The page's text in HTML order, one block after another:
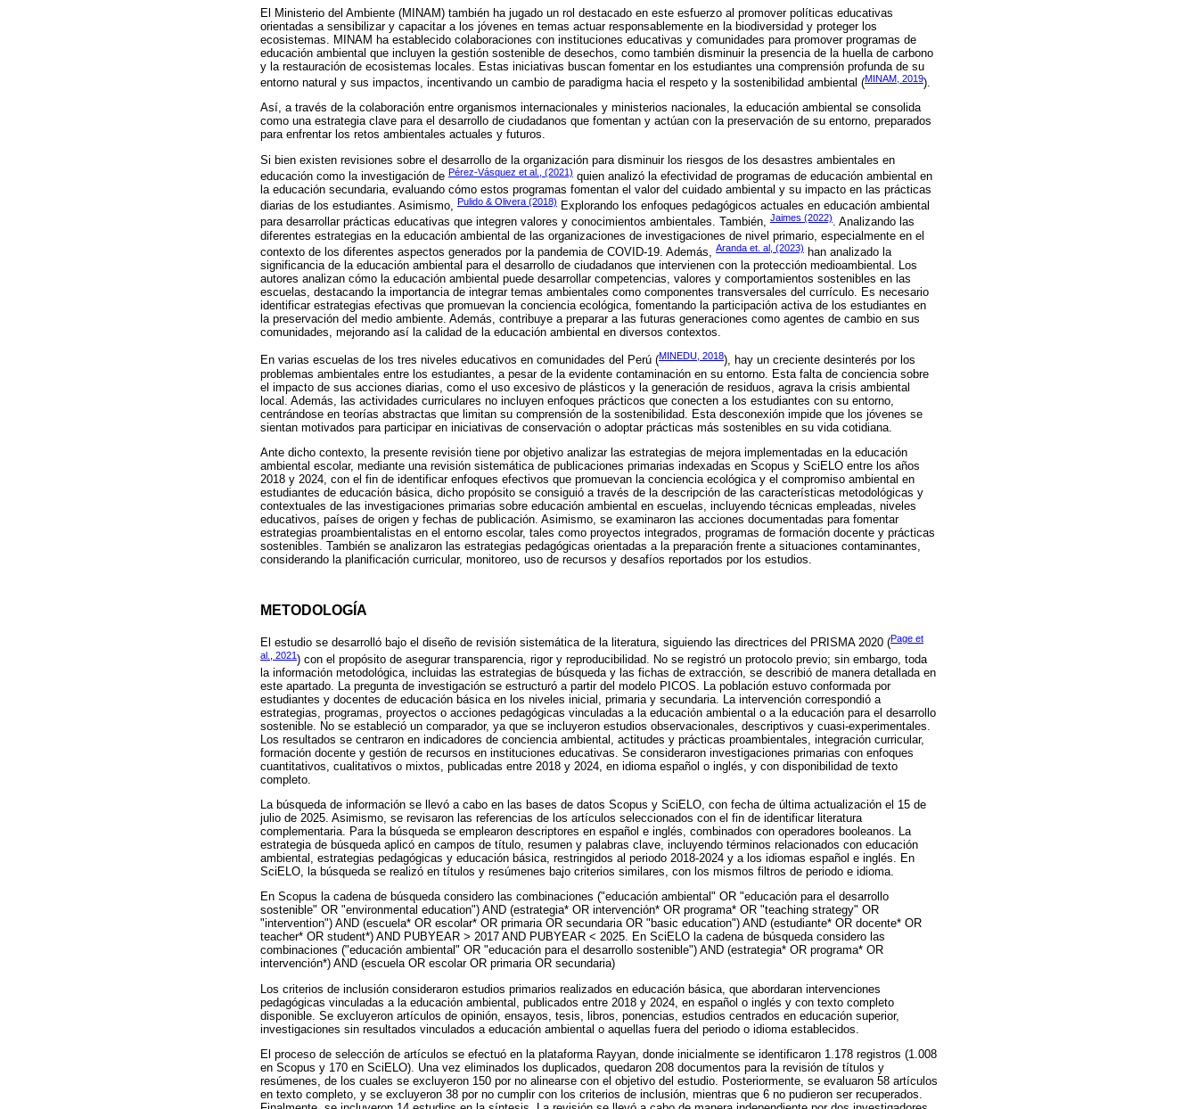
El Ministerio del Ambiente (MINAM) también ha jugado un rol destacado en este esfuerzo al promover políticas educativas
orientadas a sensibilizar y capacitar a los jóvenes en temas actuar responsablemente en la biodiversidad y proteger los
ecosistemas. MINAM ha establecido colaboraciones con instituciones educativas y comunidades para promover programas de
educación ambiental que incluyen la gestión sostenible de desechos, como también disminuir la presencia de la huella de carbono
y la restauración de ecosistemas locales. Estas iniciativas buscan fomentar en los estudiantes una comprensión profunda de su
entorno natural y sus impactos, incentivando un cambio de paradigma hacia el respeto y la sostenibilidad ambiental (MINAM, 2019).
Así, a través de la colaboración entre organismos internacionales y ministerios nacionales, la educación ambiental se consolida
como una estrategia clave para el desarrollo de ciudadanos que fomentan y actúan con la preservación de su entorno, preparados
para enfrentar los retos ambientales actuales y futuros.
Si bien existen revisiones sobre el desarrollo de la organización para disminuir los riesgos de los desastres ambientales en
educación como la investigación de Pérez-Vásquez et al., (2021) quien analizó la efectividad de programas de educación ambiental en
la educación secundaria, evaluando cómo estos programas fomentan el valor del cuidado ambiental y su impacto en las prácticas
diarias de los estudiantes. Asimismo, Pulido & Olivera (2018) Explorando los enfoques pedagógicos actuales en educación ambiental
para desarrollar prácticas educativas que integren valores y conocimientos ambientales. También, Jaimes (2022). Analizando las
diferentes estrategias en la educación ambiental de las organizaciones de investigaciones de nivel primario, especialmente en el
contexto de los diferentes aspectos generados por la pandemia de COVID-19. Además, Aranda et. al, (2023) han analizado la
significancia de la educación ambiental para el desarrollo de ciudadanos que intervienen con la protección medioambiental. Los
autores analizan cómo la educación ambiental puede desarrollar competencias, valores y comportamientos sostenibles en las
escuelas, destacando la importancia de integrar temas ambientales como componentes transversales del currículo. Es necesario
identificar estrategias efectivas que promuevan la conciencia ecológica, fomentando la participación activa de los estudiantes en
la preservación del medio ambiente. Además, contribuye a preparar a las futuras generaciones como agentes de cambio en sus
comunidades, mejorando así la calidad de la educación ambiental en diversos contextos.
En varias escuelas de los tres niveles educativos en comunidades del Perú (MINEDU, 2018), hay un creciente desinterés por los
problemas ambientales entre los estudiantes, a pesar de la evidente contaminación en su entorno. Esta falta de conciencia sobre
el impacto de sus acciones diarias, como el uso excesivo de plásticos y la generación de residuos, agrava la crisis ambiental
local. Además, las actividades curriculares no incluyen enfoques prácticos que conecten a los estudiantes con su entorno,
centrándose en teorías abstractas que limitan su comprensión de la sostenibilidad. Esta desconexión impide que los jóvenes se
sientan motivados para participar en iniciativas de conservación o adoptar prácticas más sostenibles en su vida cotidiana.
Ante dicho contexto, la presente revisión tiene por objetivo analizar las estrategias de mejora implementadas en la educación
ambiental escolar, mediante una revisión sistemática de publicaciones primarias indexadas en Scopus y SciELO entre los años
2018 y 2024, con el fin de identificar enfoques efectivos que promuevan la conciencia ecológica y el compromiso ambiental en
estudiantes de educación básica, dicho propósito se consiguió a través de la descripción de las características metodológicas y
contextuales de las investigaciones primarias sobre educación ambiental en escuelas, incluyendo técnicas empleadas, niveles
educativos, países de origen y fechas de publicación. Asimismo, se examinaron las acciones documentadas para fomentar
estrategias proambientalistas en el entorno escolar, tales como proyectos integrados, programas de formación docente y prácticas
sostenibles. También se analizaron las estrategias pedagógicas orientadas a la preparación frente a situaciones contaminantes,
considerando la planificación curricular, monitoreo, uso de recursos y desafíos reportados por los estudios.
METODOLOGÍA
El estudio se desarrolló bajo el diseño de revisión sistemática de la literatura, siguiendo las directrices del PRISMA 2020 (Page et
al., 2021) con el propósito de asegurar transparencia, rigor y reproducibilidad. No se registró un protocolo previo; sin embargo, toda
la información metodológica, incluidas las estrategias de búsqueda y las fichas de extracción, se describió de manera detallada en
este apartado. La pregunta de investigación se estructuró a partir del modelo PICOS. La población estuvo conformada por
estudiantes y docentes de educación básica en los niveles inicial, primaria y secundaria. La intervención correspondió a
estrategias, programas, proyectos o acciones pedagógicas vinculadas a la educación ambiental o a la educación para el desarrollo
sostenible. No se estableció un comparador, ya que se incluyeron estudios observacionales, descriptivos y cuasi-experimentales.
Los resultados se centraron en indicadores de conciencia ambiental, actitudes y prácticas proambientales, integración curricular,
formación docente y gestión de recursos en instituciones educativas. Se consideraron investigaciones primarias con enfoques
cuantitativos, cualitativos o mixtos, publicadas entre 2018 y 2024, en idioma español o inglés, y con disponibilidad de texto
completo.
La búsqueda de información se llevó a cabo en las bases de datos Scopus y SciELO, con fecha de última actualización el 15 de
julio de 2025. Asimismo, se revisaron las referencias de los artículos seleccionados con el fin de identificar literatura
complementaria. Para la búsqueda se emplearon descriptores en español e inglés, combinados con operadores booleanos. La
estrategia de búsqueda aplicó en campos de título, resumen y palabras clave, incluyendo términos relacionados con educación
ambiental, estrategias pedagógicas y educación básica, restringidos al periodo 2018-2024 y a los idiomas español e inglés. En
SciELO, la búsqueda se realizó en títulos y resúmenes bajo criterios similares, con los mismos filtros de periodo e idioma.
En Scopus la cadena de búsqueda considero las combinaciones ("educación ambiental" OR "educación para el desarrollo
sostenible" OR "environmental education") AND (estrategia* OR intervención* OR programa* OR "teaching strategy" OR
"intervention") AND (escuela* OR escolar* OR primaria OR secundaria OR "basic education") AND (estudiante* OR docente* OR
teacher* OR student*) AND PUBYEAR > 2017 AND PUBYEAR < 2025. En SciELO la cadena de búsqueda considero las
combinaciones ("educación ambiental" OR "educación para el desarrollo sostenible") AND (estrategia* OR programa* OR
intervención*) AND (escuela OR escolar OR primaria OR secundaria)
Los criterios de inclusión consideraron estudios primarios realizados en educación básica, que abordaran intervenciones
pedagógicas vinculadas a la educación ambiental, publicados entre 2018 y 2024, en español o inglés y con texto completo
disponible. Se excluyeron artículos de opinión, ensayos, tesis, libros, ponencias, estudios centrados en educación superior,
investigaciones sin resultados vinculados a educación ambiental o aquellas fuera del periodo o idioma establecidos.
El proceso de selección de artículos se efectuó en la plataforma Rayyan, donde inicialmente se identificaron 1.178 registros (1.008
en Scopus y 170 en SciELO). Una vez eliminados los duplicados, quedaron 208 documentos para la revisión de títulos y
resúmenes, de los cuales se excluyeron 150 por no alinearse con el objetivo del estudio. Posteriormente, se evaluaron 58 artículos
en texto completo, y se excluyeron 38 por no cumplir con los criterios de inclusión, mientras que 6 no pudieron ser recuperados.